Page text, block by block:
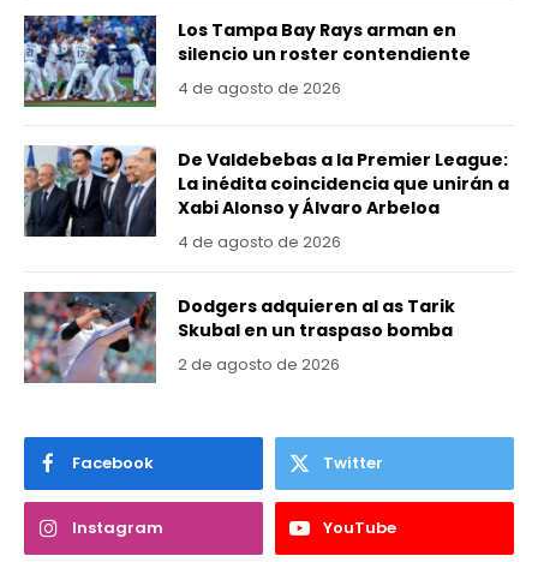
Los Tampa Bay Rays arman en
silencio un roster contendiente
4 de agosto de 2026
De Valdebebas a la Premier League:
La inédita coincidencia que unirán a
Xabi Alonso y Álvaro Arbeloa
4 de agosto de 2026
Dodgers adquieren al as Tarik
Skubal en un traspaso bomba
2 de agosto de 2026
Facebook Twitter
Instagram YouTube